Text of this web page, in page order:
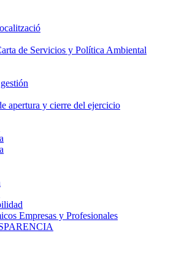
de Servicios y Política Ambiental
apertura y cierre del ejercicio
Empresas y Profesionales